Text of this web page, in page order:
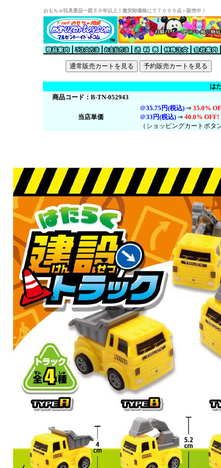
おもちゃ玩具景品一筋５０年以上！激安卸価格にて７０００点～販売中！
は
商品コード：B-TN-052943
当店単価
＠35.75円(税込) ⇒ 35.0%
＠33円(税込) ⇒ 40.0% OFF!
（ショッピングカートボ